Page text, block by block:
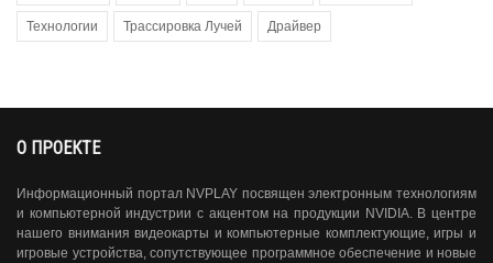
Технологии Трассировка Лучей Драйвер
О ПРОЕКТЕ
Информационный портал NVPLAY посвящен электронным технологиям
и компьютерной индустрии с акцентом на продукции NVIDIA. В центре
нашего внимания видеокарты и компьютерные комплектующие, игры и
игровые устройства, сопутствующее программное обеспечение и новые